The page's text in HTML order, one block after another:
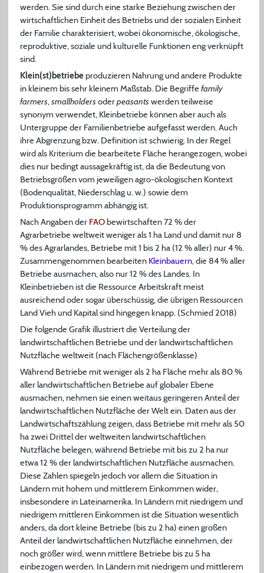
werden. Sie sind durch eine starke Beziehung zwischen der
wirtschaftlichen Einheit des Betriebs und der sozialen Einheit
der Familie charakterisiert, wobei ökonomische, ökologische,
reproduktive, soziale und kulturelle Funktionen eng verknüpft
sind.
Klein(st)betriebeproduzieren Nahrung und andere Produkte
in kleinem bis sehr kleinem Maßstab. Die Begriffe family
farmers,smallholdersoderpeasantswerden teilweise
synonym verwendet, Kleinbetriebe können aber auch als
Untergruppe der Familienbetriebe aufgefasst werden. Auch
ihre Abgrenzung bzw. Definition ist schwierig. In der Regel
wird als Kriterium die bearbeitete Fläche herangezogen, wobei
dies nur bedingt aussagekräftig ist, da die Bedeutung von
Betriebsgrößen vom jeweiligen agro-ökologischen Kontext
(Bodenqualität, Niederschlag u. w.) sowie dem
Produktionsprogramm abhängig ist.
Nach Angaben der FAObewirtschaften 72 % der
Agrarbetriebe weltweit weniger als 1 ha Land und damit nur 8
% des Agrarlandes, Betriebe mit 1 bis 2 ha (12 % aller) nur 4 %.
Zusammengenommen bearbeiten Kleinbauern, die 84 % aller
Betriebe ausmachen, also nur 12 % des Landes. In
Kleinbetrieben ist die Ressource Arbeitskraft meist
ausreichend oder sogar überschüssig, die übrigen Ressourcen
Land Vieh und Kapital sind hingegen knapp. (Schmied 2018)
Die folgende Grafik illustriert die Verteilung der
landwirtschaftlichen Betriebe und der landwirtschaftlichen
Nutzfläche weltweit (nach Flächengrößenklasse)
Während Betriebe mit weniger als 2 ha Fläche mehr als 80 %
aller landwirtschaftlichen Betriebe auf globaler Ebene
ausmachen, nehmen sie einen weitaus geringeren Anteil der
landwirtschaftlichen Nutzfläche der Welt ein. Daten aus der
Landwirtschaftszählung zeigen, dass Betriebe mit mehr als 50
ha zwei Drittel der weltweiten landwirtschaftlichen
Nutzfläche belegen, während Betriebe mit bis zu 2 ha nur
etwa 12 % der landwirtschaftlichen Nutzfläche ausmachen.
Diese Zahlen spiegeln jedoch vor allem die Situation in
Ländern mit hohem und mittlerem Einkommen wider,
insbesondere in Lateinamerika. In Ländern mit niedrigem und
niedrigem mittleren Einkommen ist die Situation wesentlich
anders, da dort kleine Betriebe (bis zu 2 ha) einen großen
Anteil der landwirtschaftlichen Nutzfläche einnehmen, der
noch größer wird, wenn mittlere Betriebe bis zu 5 ha
einbezogen werden. In Ländern mit niedrigem und mittlerem